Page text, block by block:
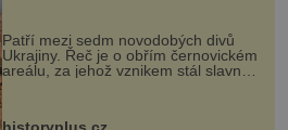
Patří mezi sedm novodobých divů
Ukrajiny. Řeč je o obřím černovickém
areálu, za jehož vznikem stál slavný
český architekt Josef Hlávka. Ten si
na něm dal mimořádně záležet. Jeho